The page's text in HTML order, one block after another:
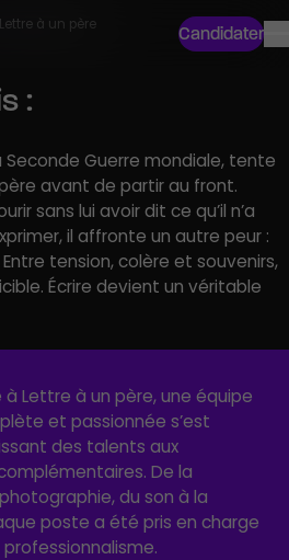
Candidater
Lettre à un père
:
Guerre mondiale, tente
avant de partir au front.
sans lui avoir dit ce qu’il n’a
il affronte un autre peur :
tension, colère et souvenirs,
Écrire devient un véritable
Bigey
: Anna Fiorentino
: Camille Dabonneville
à Lettre à un père, une équipe
et passionnée s’est
des talents aux
De la
du son à la
poste a été pris en charge